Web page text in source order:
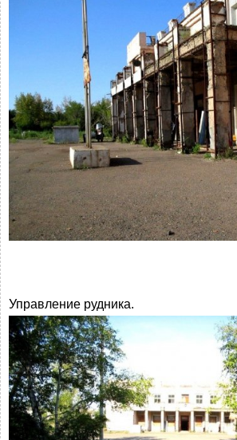
Управление рудника.